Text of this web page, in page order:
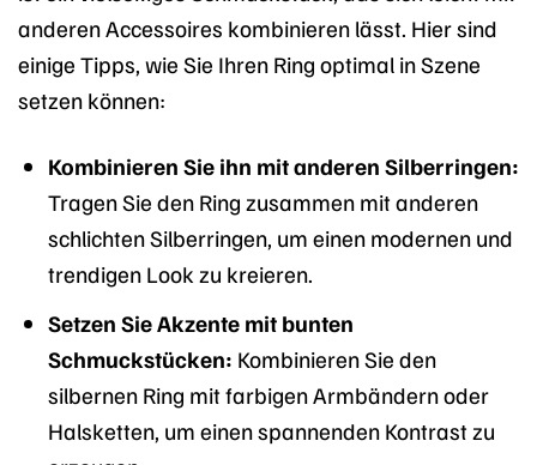
anderen Accessoires kombinieren lässt. Hier sind
einige Tipps, wie Sie Ihren Ring optimal in Szene
setzen können:
Kombinieren Sie ihn mit anderen Silberringen:
Tragen Sie den Ring zusammen mit anderen
schlichten Silberringen, um einen modernen und
trendigen Look zu kreieren.
Setzen Sie Akzente mit bunten
Schmuckstücken: Kombinieren Sie den
silbernen Ring mit farbigen Armbändern oder
Halsketten, um einen spannenden Kontrast zu